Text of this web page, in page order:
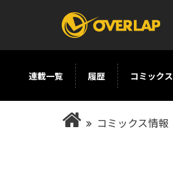
コミック
コミックガルド
連載一覧 履歴 コミックス
コミックス情報